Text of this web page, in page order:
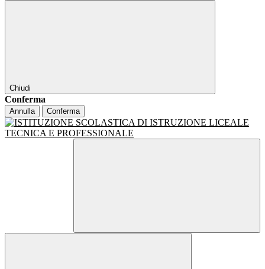
Chiudi
Conferma
Annulla Conferma